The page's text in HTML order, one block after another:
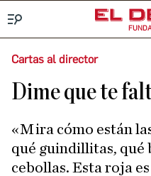
Cartas al director
Dime que te
«Mira cómo están las guindillas, míralas,
qué guindillitas, qué
cebollas. Esta roja